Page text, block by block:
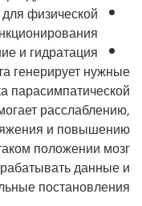
физической
и гидратация
генерирует нужные
парасимпатической
расслаблению,
и повышению
положении мозг
данные и
постановления.